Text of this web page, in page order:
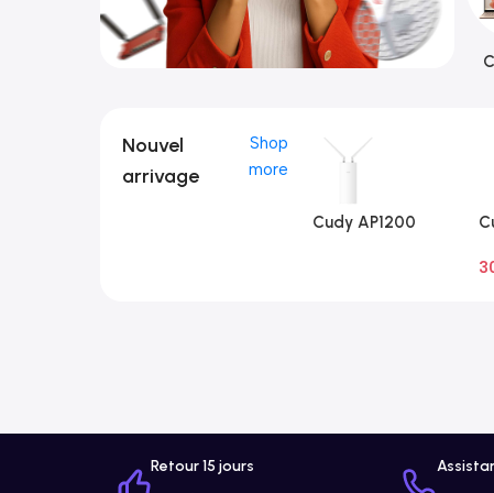
Nouvel
arrivage
Shop
more
Cudy AP1200
Retour 15 jours